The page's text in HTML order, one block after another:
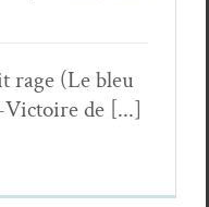
rage (Le bleu
Victoire de [...]